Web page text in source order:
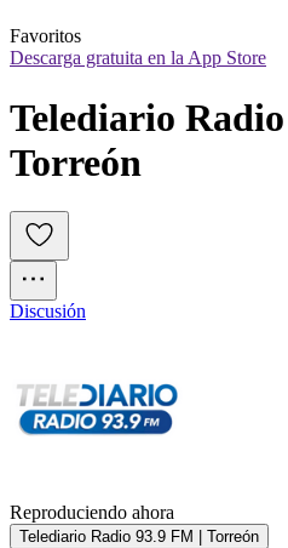
Favoritos
Descarga gratuita en la App Store
Telediario
Torreón
Discusión
Reproduciendo ahora
Telediario Radio 93.9 FM | Torreón